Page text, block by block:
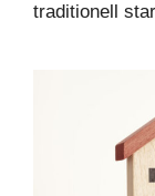
traditionell